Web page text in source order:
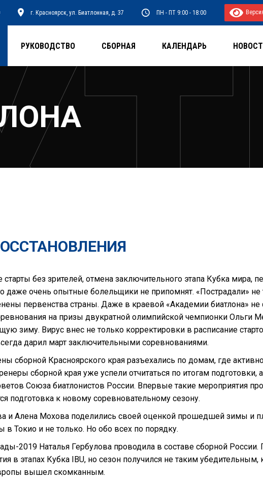
г. Красноярск, ул. Биатлонная, д. 37 ПН - ПТ 9:00 - 18:00
РУКОВОДСТВО СБОРНАЯ КАЛЕНДАРЬ
без зрителей, отмена заключительного этапа Кубка мира,
даже очень опытные болельщики не припомнят. «Пострадали»
первенства страны. Даже в краевой «Академии биатлона» не
на призы двукратной олимпийской чемпионки Ольги
зиму. Вирус внес не только корректировки в расписание
дарил март заключительными соревнованиями.
сборной Красноярского края разъехались по домам, где
сборной края уже успели отчитаться по итогам подготовки,
Союза биатлонистов России. Впервые такие мероприятия
подготовка к новому соревновательному сезону.
и Алена Мохова поделились своей оценкой прошедшей зимы и
Токио и не только. Но обо всех по порядку.
2019 Наталья Гербулова проводила в составе сборной России.
в этапах Кубка IBU, но сезон получился не таким
вышел скомканным.